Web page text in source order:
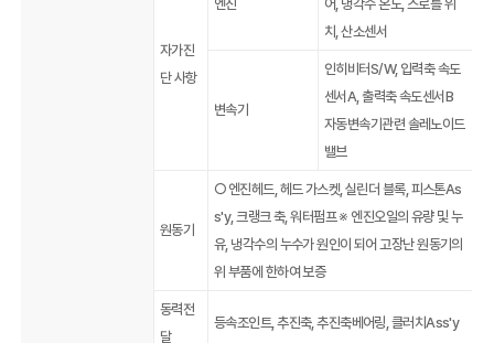
자가진
단 사항
엔진
어, 냉각수 온도, 스로틀 위
치, 산소센서
변속기
인히비터S/W, 입력축 속도
센서A, 출력축 속도센서B
자동변속기관련 솔레노이드
밸브
원동기
○ 엔진헤드, 헤드 가스켓, 실린더 블록, 피스톤As
s'y, 크랭크 축, 워터펌프 ※ 엔진오일의 유량 및 누
유, 냉각수의 누수가 원인이 되어 고장난 원동기의
위 부품에 한하여 보증
동력전
달
등속조인트, 추진축, 추진축베어링, 클러치Ass'y